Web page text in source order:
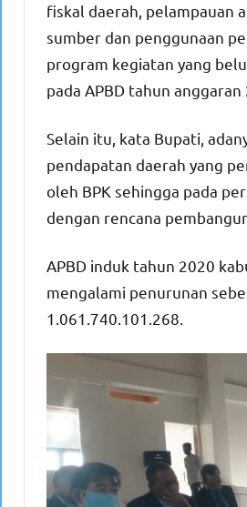
fiskal daerah, pelampauan
sumber dan penggunaan
program kegiatan yang
pada APBD tahun
Selain itu, kata Bupati,
pendapatan daerah yang
oleh BPK sehingga pada
dengan rencana
APBD induk tahun 2020
mengalami penurunan
1.061.740.101.268.